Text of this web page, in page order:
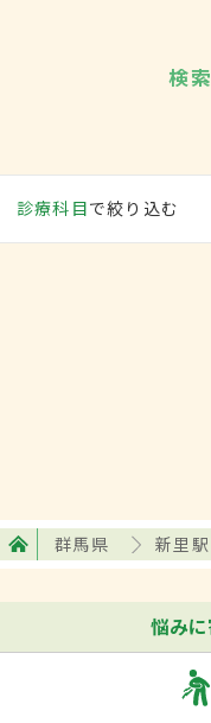
検
診療科目で絞り込む
群馬県 新里駅
悩み